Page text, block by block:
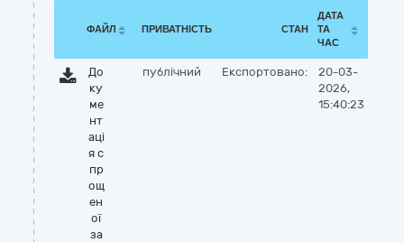
ФАЙЛ ПРИВАТНІСТЬ СТАН
ДАТА
ТА
ЧАС
До
ку
ме
нт
аці
я с
пр
ощ
ен
ої
за
публічний Експортовано:
20-03-
2026,
15:40:23